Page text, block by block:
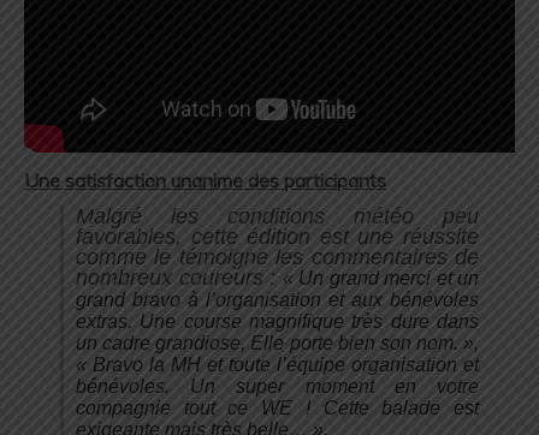
Une satisfaction unanime des participants
Malgré les conditions météo peu
favorables, cette édition est une réussite
comme le témoigne les commentaires de
nombreux coureurs : « Un grand merci et un
grand bravo à l’organisation et aux bénévoles
extras. Une course magnifique très dure dans
un cadre grandiose, Elle porte bien son nom. »,
« Bravo la MH et toute l’équipe organisation et
bénévoles. Un super moment en votre
compagnie tout ce WE ! Cette balade est
exigeante mais très belle… ».